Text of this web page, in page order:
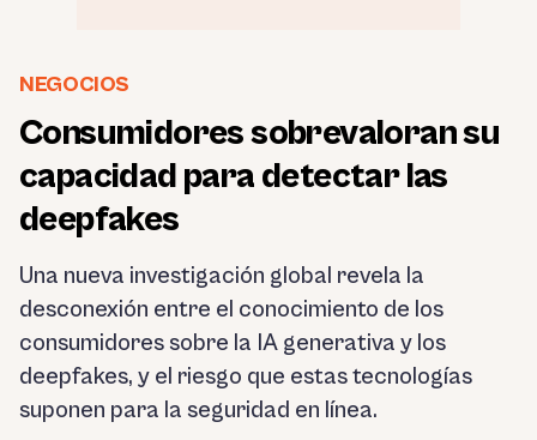
NEGOCIOS
Consumidores sobrevaloran su
capacidad para detectar las
deepfakes
Una nueva investigación global revela la
desconexión entre el conocimiento de los
consumidores sobre la IA generativa y los
deepfakes, y el riesgo que estas tecnologías
suponen para la seguridad en línea.